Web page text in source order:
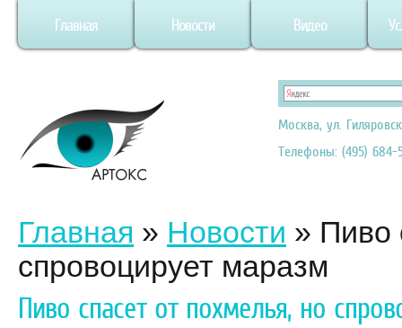
Главная Новости Видео
Москва, ул.
Телефоны: (495) 684-
Главная » Новости » Пиво
спровоцирует маразм
Пиво спасет от похмелья, но